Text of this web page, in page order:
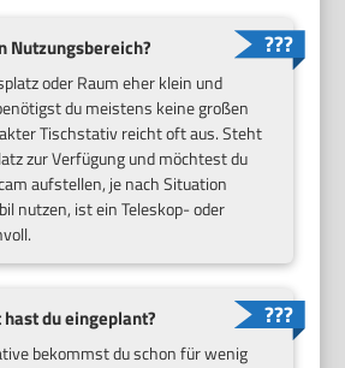
Nutzungsbereich?
oder Raum eher klein und
du meistens keine großen
Tischstativ reicht oft aus. Steht
zur Verfügung und möchtest du
aufstellen, je nach Situation
nutzen, ist ein Teleskop- oder
du eingeplant?
bekommst du schon für wenig